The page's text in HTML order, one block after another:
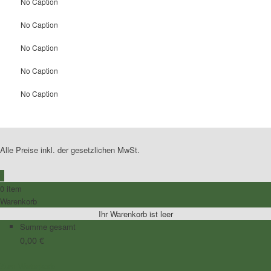
No Caption
No Caption
No Caption
No Caption
Alle Preise inkl. der gesetzlichen MwSt.
0 item
Warenkorb
Ihr Warenkorb ist leer
Summe gesamt
0,00 €